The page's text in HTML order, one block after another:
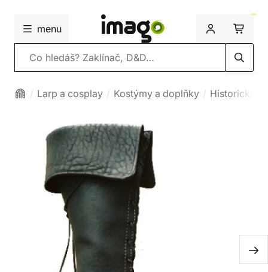
menu
Vyhledávání
Larp a cosplay Kostýmy a doplňky Historická